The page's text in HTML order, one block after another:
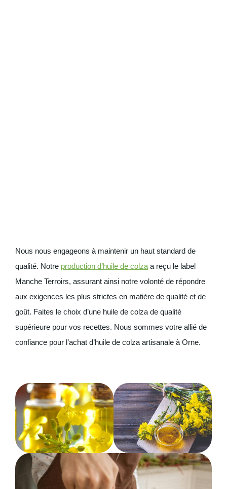
Nous nous engageons à maintenir un haut standard de
qualité. Notre production d’huile de colza a reçu le label
Manche Terroirs, assurant ainsi notre volonté de répondre
aux exigences les plus strictes en matière de qualité et de
goût. Faites le choix d’une huile de colza de qualité
supérieure pour vos recettes. Nous sommes votre allié de
confiance pour l’achat d’huile de colza artisanale à Orne.